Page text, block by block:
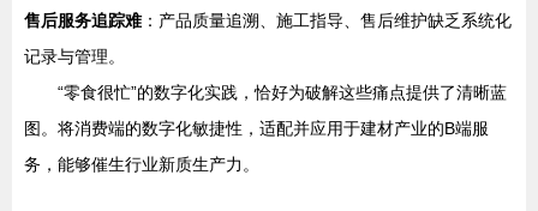
售后服务追踪难：产品质量追溯、施工指导、售后维护缺乏系统化
记录与管理。
“零食很忙”的数字化实践，恰好为破解这些痛点提供了清晰蓝
图。将消费端的数字化敏捷性，适配并应用于建材产业的B端服
务，能够催生行业新质生产力。